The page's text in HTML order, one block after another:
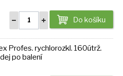
Do košíku
Profes. rychlorozkl. 160útrž.
po balení